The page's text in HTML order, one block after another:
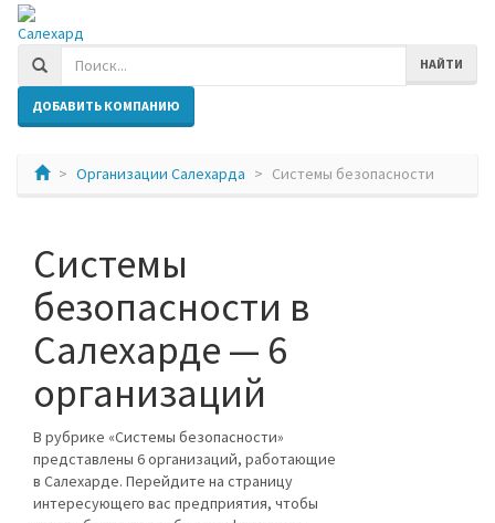
Салехард
НАЙТИ
ДОБАВИТЬ КОМПАНИЮ
Организации Салехарда Системы безопасности
Системы
безопасности в
Салехарде — 6
организаций
В рубрике «Системы безопасности»
представлены 6 организаций, работающие
в Салехарде. Перейдите на страницу
интересующего вас предприятия, чтобы